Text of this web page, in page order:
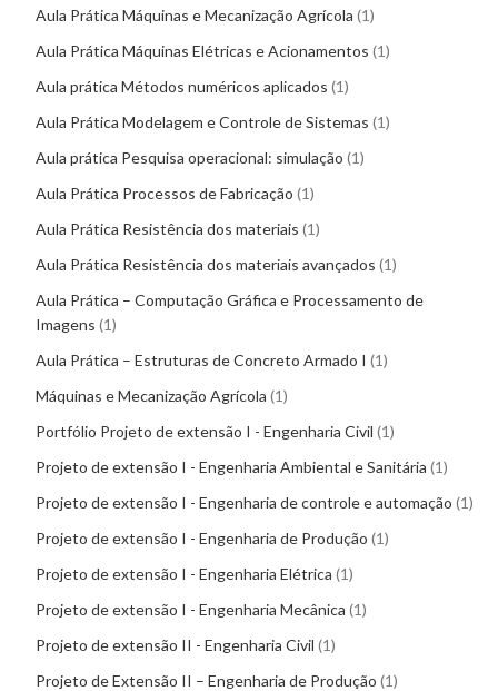
Aula Prática Máquinas e Mecanização Agrícola 1
Aula Prática Máquinas Elétricas e Acionamentos 1
Aula prática Métodos numéricos aplicados 1
Aula Prática Modelagem e Controle de Sistemas 1
Aula prática Pesquisa operacional: simulação 1
Aula Prática Processos de Fabricação 1
Aula Prática Resistência dos materiais 1
Aula Prática Resistência dos materiais avançados 1
Aula Prática – Computação Gráfica e Processamento de
Imagens 1
Aula Prática – Estruturas de Concreto Armado I 1
Máquinas e Mecanização Agrícola 1
Portfólio Projeto de extensão I - Engenharia Civil 1
Projeto de extensão I - Engenharia Ambiental e Sanitária 1
Projeto de extensão I - Engenharia de controle e automação 1
Projeto de extensão I - Engenharia de Produção 1
Projeto de extensão I - Engenharia Elétrica 1
Projeto de extensão I - Engenharia Mecânica 1
Projeto de extensão II - Engenharia Civil 1
Projeto de Extensão II – Engenharia de Produção 1